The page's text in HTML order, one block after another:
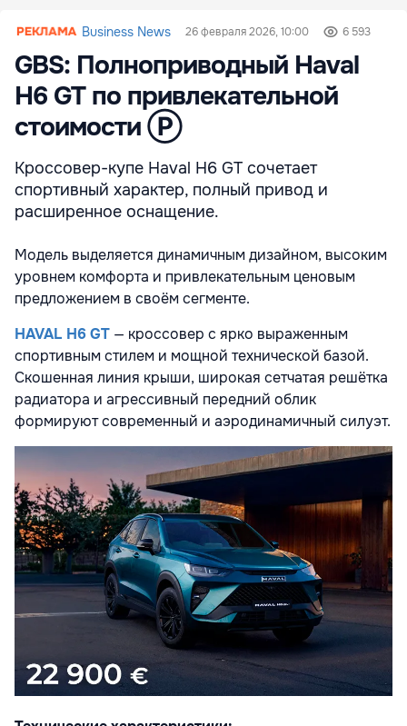
Business News 26 февраля 2026, 10:00 6 593
GBS: Полноприводный Haval
H6 GT по привлекательной
стоимости Ⓟ
Кроссовер-купе Haval H6 GT сочетает
спортивный характер, полный привод и
расширенное оснащение.
Модель выделяется динамичным дизайном, высоким
уровнем комфорта и привлекательным ценовым
предложением в своём сегменте.
HAVAL H6 GT — кроссовер с ярко выраженным
спортивным стилем и мощной технической базой.
Скошенная линия крыши, широкая сетчатая решётка
радиатора и агрессивный передний облик
формируют современный и аэродинамичный силуэт.